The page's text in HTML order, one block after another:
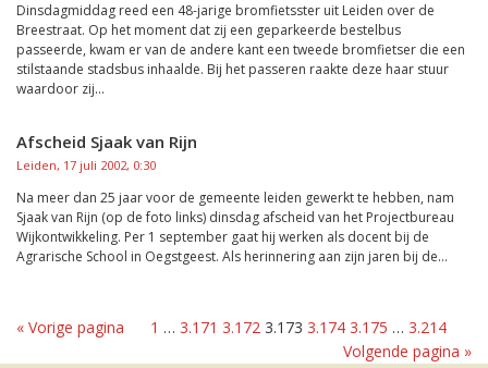
Dinsdagmiddag reed een 48-jarige bromfietsster uit Leiden over de
Breestraat. Op het moment dat zij een geparkeerde bestelbus
passeerde, kwam er van de andere kant een tweede bromfietser die een
stilstaande stadsbus inhaalde. Bij het passeren raakte deze haar stuur
waardoor zij...
Afscheid Sjaak van Rijn
Leiden, 17 juli 2002, 0:30
Na meer dan 25 jaar voor de gemeente leiden gewerkt te hebben, nam
Sjaak van Rijn (op de foto links) dinsdag afscheid van het Projectbureau
Wijkontwikkeling. Per 1 september gaat hij werken als docent bij de
Agrarische School in Oegstgeest. Als herinnering aan zijn jaren bij de...
« Vorige pagina 1 … 3.171 3.172 3.173 3.174 3.175 … 3.214
Volgende pagina »